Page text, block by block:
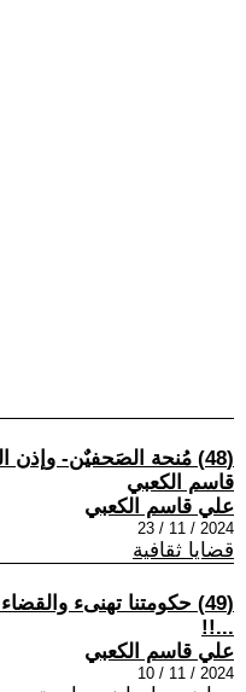
(48) مُنحة الصَحفيٌن- وإذن
قاسم الكعبي
علي قاسم الكعبي
2024 / 11 / 23
قضايا ثقافية
(49) حكومتنا تهنىء
...!!
علي قاسم الكعبي
2024 / 11 / 10